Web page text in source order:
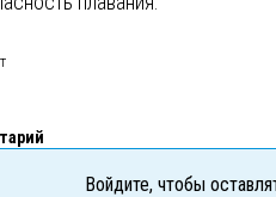
Войдите, чтобы